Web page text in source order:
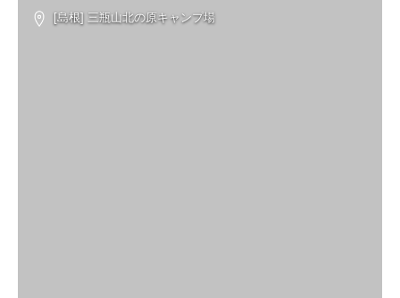
[島根] 三瓶山北の原キャンプ場